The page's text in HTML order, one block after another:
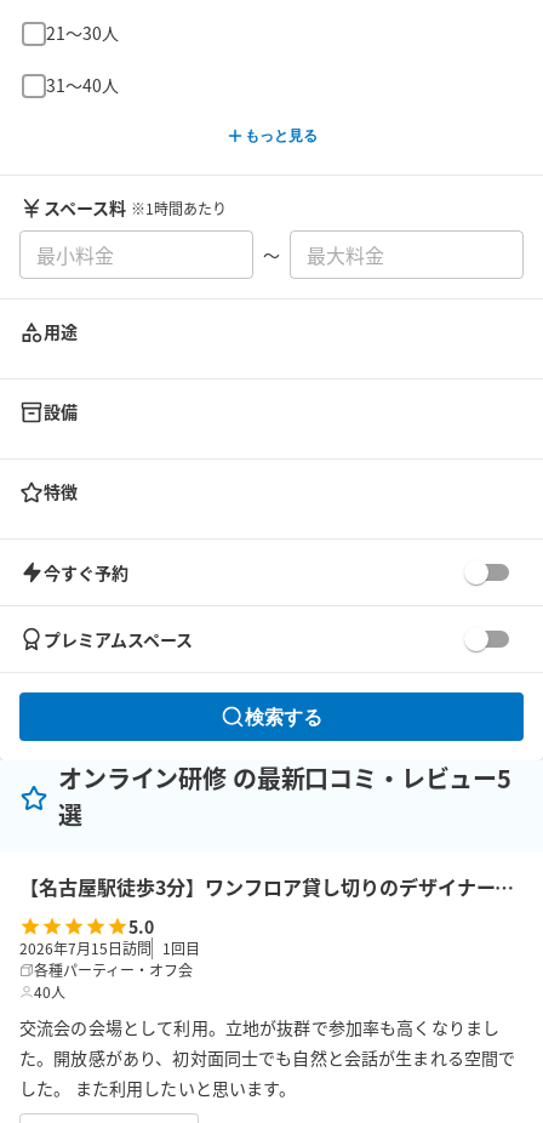
21〜30人
31〜40人
もっと見る
スペース料 ※1時間あたり
〜
用途
設備
特徴
今すぐ予約
プレミアムスペース
検索する
オンライン研修 の最新口コミ・レビュー5
選
【名古屋駅徒歩3分】ワンフロア貸し切りのデザイナーズ空間
5.0
2026年7月15日訪問 1 回目
各種パーティー・オフ会
40人
交流会の会場として利用。立地が抜群で参加率も高くなりまし
た。開放感があり、初対面同士でも自然と会話が生まれる空間で
した。 また利用したいと思います。